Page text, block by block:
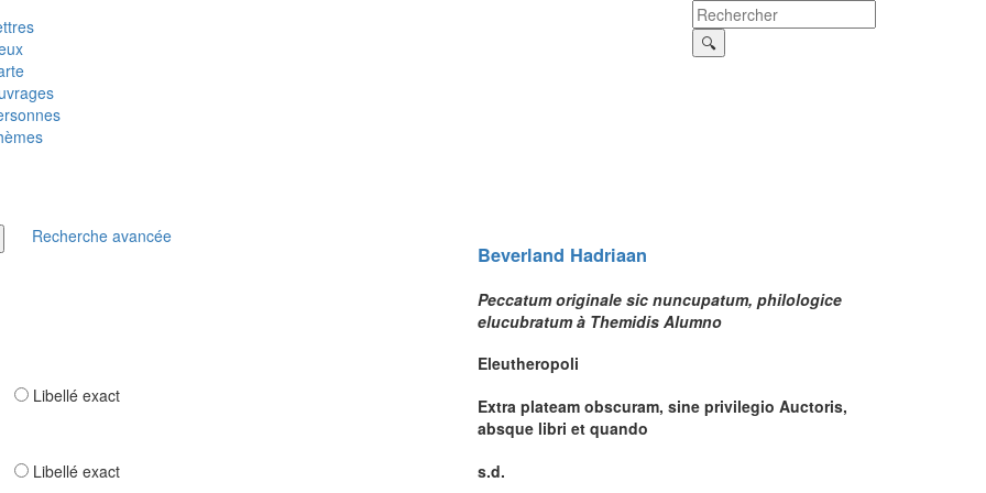
Recherche avancée
Libellé exact
Libellé exact
Beverland Hadriaan
Peccatum originale sic nuncupatum, philologice
elucubratum à Themidis Alumno
Eleutheropoli
Extra plateam obscuram, sine privilegio Auctoris,
absque libri et quando
s.d.